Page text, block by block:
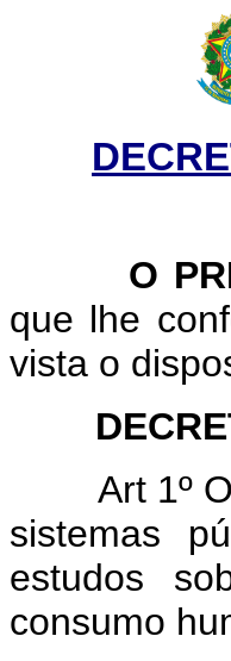
O
que lhe
vista o
Art 1º
sistemas
estudos
consumo